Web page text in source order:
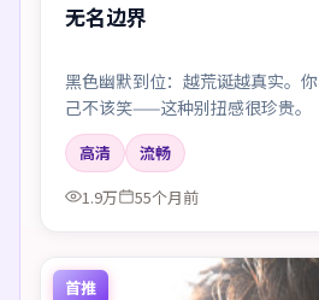
无名边界
黑色幽默到位：越荒诞越真实。
己不该笑——这种别扭感很珍贵。
高清
流畅
1.9万
55个月前
首推